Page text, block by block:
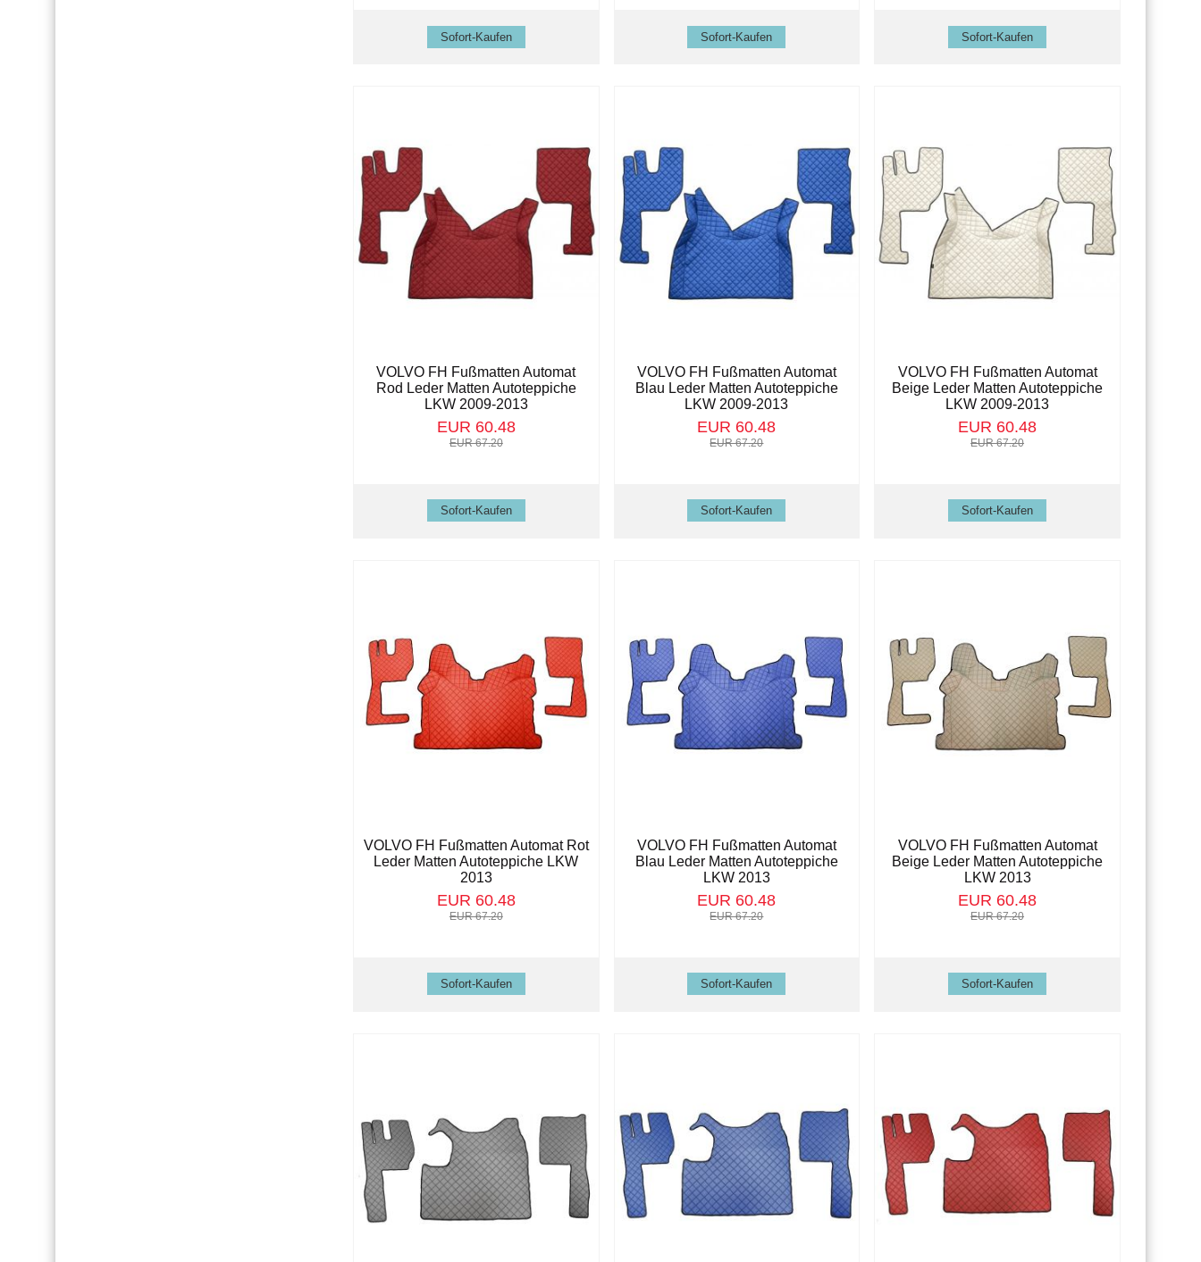
VOLVO FH Fußmatten Automat
Rod Leder Matten Autoteppiche
LKW 2009-2013
EUR 60.48
EUR 67.20
VOLVO FH Fußmatten Automat
Blau Leder Matten Autoteppiche
LKW 2009-2013
EUR 60.48
EUR 67.20
VOLVO FH Fußmatten Automat
Beige Leder Matten Autoteppiche
LKW 2009-2013
EUR 60.48
EUR 67.20
VOLVO FH Fußmatten Automat Rot
Leder Matten Autoteppiche LKW
2013
EUR 60.48
EUR 67.20
VOLVO FH Fußmatten Automat
Blau Leder Matten Autoteppiche
LKW 2013
EUR 60.48
EUR 67.20
VOLVO FH Fußmatten Automat
Beige Leder Matten Autoteppiche
LKW 2013
EUR 60.48
EUR 67.20